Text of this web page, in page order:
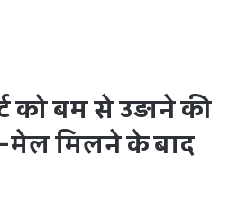
को बम से उड़ाने की
मिलने के बाद